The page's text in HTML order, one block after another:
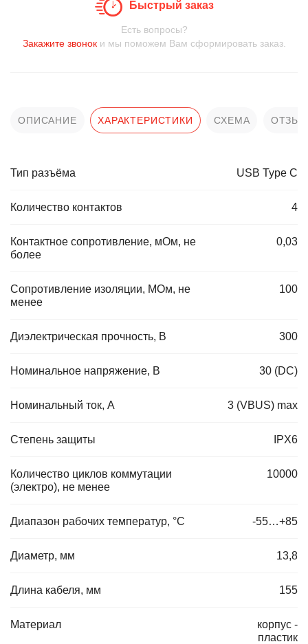
Быстрый заказ
Есть вопросы?
Закажите звоноки мы поможем Вам сформировать заказ.
ОПИСАНИЕ ХАРАКТЕРИСТИКИ СХЕМА
Тип разъёма USB Type C
Количество контактов 4
Контактное сопротивление, мОм, не
более
0,03
Сопротивление изоляции, МОм, не
менее
100
Диэлектрическая прочность, В 300
Номинальное напряжение, В 30 (DC)
Номинальный ток, А 3 (VBUS) max
Степень защиты IPX6
Количество циклов коммутации
(электро), не менее
10000
Диапазон рабочих температур, °C -55…+85
Диаметр, мм 13,8
Длина кабеля, мм 155
Материал
корпус -
пластик